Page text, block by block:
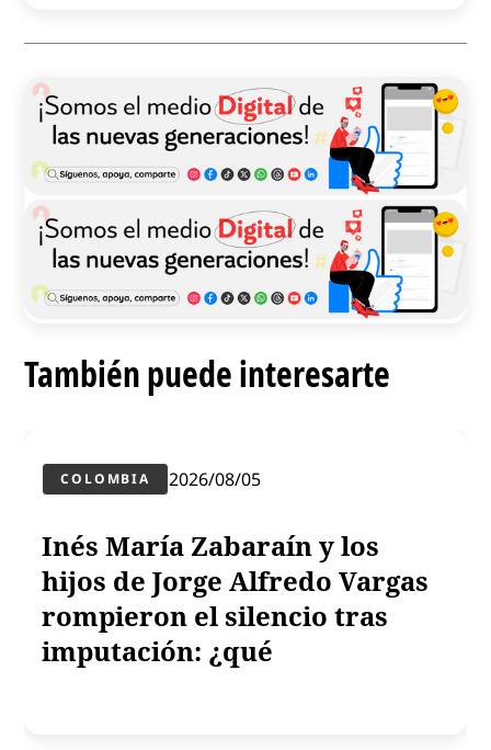
También puede interesarte
COLOMBIA 2026/08/05
Inés María Zabaraín y los
hijos de Jorge Alfredo Vargas
rompieron el silencio tras
imputación: ¿qué